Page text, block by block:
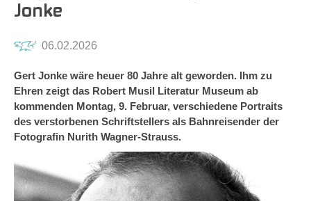
Jonke
06.02.2026
Gert Jonke wäre heuer 80 Jahre alt geworden. Ihm zu
Ehren zeigt das Robert Musil Literatur Museum ab
kommenden Montag, 9. Februar, verschiedene Portraits
des verstorbenen Schriftstellers als Bahnreisender der
Fotografin Nurith Wagner-Strauss.